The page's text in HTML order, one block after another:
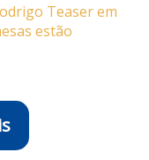
Teaser em
estão